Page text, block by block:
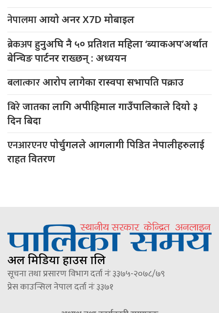
नेपालमाआयो अनर X7D मोबाइल
ब्रेकअपहुनुअघि नै ५० प्रतिशत महिला ‘ब्याकअप’अर्थात
बेन्चिङ पार्टनर राख्छन् : अध्ययन
बलात्कारआरोप लागेका रास्वपा सभापति पक्राउ
बिरेजातका लागि अपीहिमाल गाउँपालिकाले दियो ३
दिन बिदा
एनआरएनएपोर्चुगलले आगलागी पिडित नेपालीहरुलाई
राहत वितरण
अल मिडिया हाउस प्रालि
सूचना तथा प्रसारण विभाग दर्ता नंः ३३७५-२०७८/७९
प्रेस काउन्सिल नेपाल दर्ता नंः ३३७१